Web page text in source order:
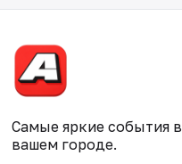
Самые яркие события в
вашем городе.